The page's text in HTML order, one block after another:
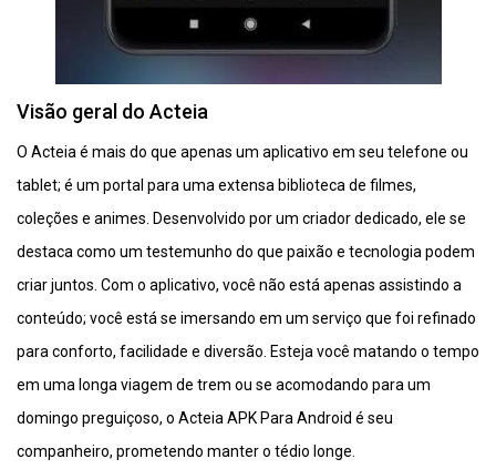
Visão geral do Acteia
O Acteia é mais do que apenas um aplicativo em seu telefone ou
tablet; é um portal para uma extensa biblioteca de filmes,
coleções e animes. Desenvolvido por um criador dedicado, ele se
destaca como um testemunho do que paixão e tecnologia podem
criar juntos. Com o aplicativo, você não está apenas assistindo a
conteúdo; você está se imersando em um serviço que foi refinado
para conforto, facilidade e diversão. Esteja você matando o tempo
em uma longa viagem de trem ou se acomodando para um
domingo preguiçoso, o Acteia APK Para Android é seu
companheiro, prometendo manter o tédio longe.